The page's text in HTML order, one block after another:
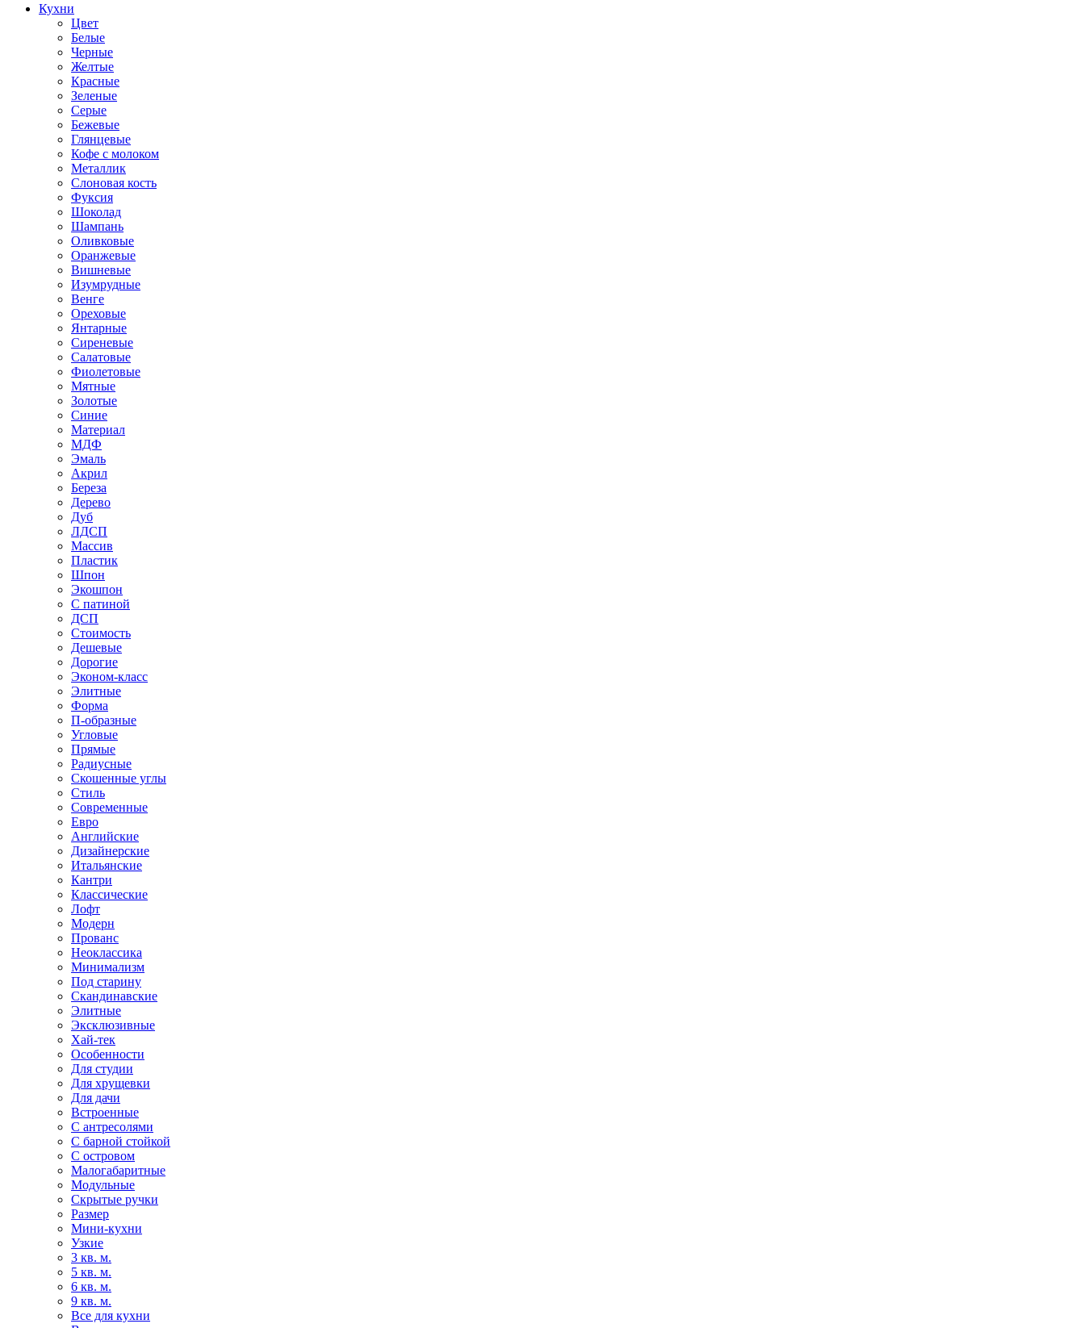
Кухни
Цвет
Белые
Черные
Желтые
Красные
Зеленые
Серые
Бежевые
Глянцевые
Кофе с молоком
Металлик
Слоновая кость
Фуксия
Шоколад
Шампань
Оливковые
Оранжевые
Вишневые
Изумрудные
Венге
Ореховые
Янтарные
Сиреневые
Салатовые
Фиолетовые
Мятные
Золотые
Синие
Материал
МДФ
Эмаль
Акрил
Береза
Дерево
Дуб
ЛДСП
Массив
Пластик
Шпон
Экошпон
С патиной
ДСП
Стоимость
Дешевые
Дорогие
Эконом-класс
Элитные
Форма
П-образные
Угловые
Прямые
Радиусные
Скошенные углы
Стиль
Современные
Евро
Английские
Дизайнерские
Итальянские
Кантри
Классические
Лофт
Модерн
Прованс
Неоклассика
Минимализм
Под старину
Скандинавские
Элитные
Эксклюзивные
Хай-тек
Особенности
Для студии
Для хрущевки
Для дачи
Встроенные
С антресолями
С барной стойкой
С островом
Малогабаритные
Модульные
Скрытые ручки
Размер
Мини-кухни
Узкие
3 кв. м.
5 кв. м.
6 кв. м.
9 кв. м.
Все для кухни